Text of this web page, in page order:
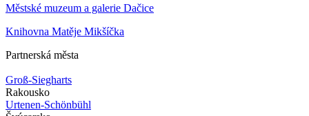
Městské muzeum a galerie Dačice
Knihovna Matěje Mikšíčka
Partnerská města
Groß-Siegharts
Rakousko
Urtenen-Schönbühl